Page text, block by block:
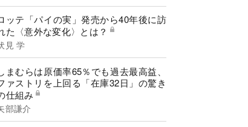
ッテ「パイの実」発売から40年後に訪
た〈意外な変化〉とは？
見 学
まむらは原価率65％でも過去最高益、
ァストリを上回る「在庫32日」の驚き
仕組み
部謙介